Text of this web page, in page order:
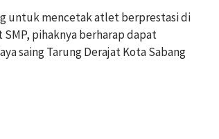
untuk mencetak atlet berprestasi di
pihaknya berharap dapat
saing Tarung Derajat Kota Sabang